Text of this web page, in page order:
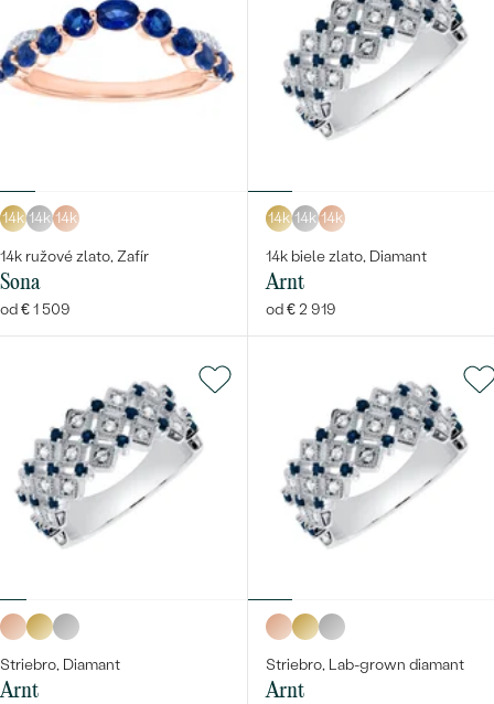
14k 14k 14k
14k ružové zlato, Zafír
Sona
od € 1 509
14k 14k 14k
14k biele zlato, Diamant
Arnt
od € 2 919
Striebro, Diamant
Arnt
Striebro, Lab-grown diamant
Arnt